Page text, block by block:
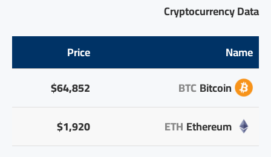
Cryptocurrency Data
Name
Price
Bitcoin
BTC
$64,852
Ethereum
ETH
$1,920